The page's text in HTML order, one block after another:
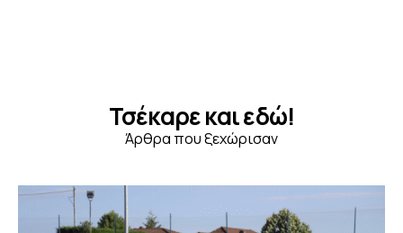
Τσέκαρε και εδώ!
Άρθρα που ξεχώρισαν